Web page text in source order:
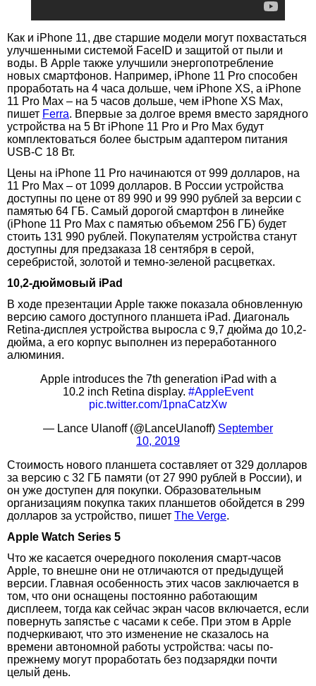
Как и iPhone 11, две старшие модели могут похвастаться
улучшенными системой FaceID и защитой от пыли и
воды. В Apple также улучшили энергопотребление
новых смартфонов. Например, iPhone 11 Pro способен
проработать на 4 часа дольше, чем iPhone XS, а iPhone
11 Pro Max – на 5 часов дольше, чем iPhone XS Max,
пишет Ferra. Впервые за долгое время вместо зарядного
устройства на 5 Вт iPhone 11 Pro и Pro Max будут
комплектоваться более быстрым адаптером питания
USB-C 18 Вт.
Цены на iPhone 11 Pro начинаются от 999 долларов, на
11 Pro Max – от 1099 долларов. В России устройства
доступны по цене от 89 990 и 99 990 рублей за версии с
памятью 64 ГБ. Самый дорогой смартфон в линейке
(iPhone 11 Pro Max с памятью объемом 256 ГБ) будет
стоить 131 990 рублей. Покупателям устройства станут
доступны для предзаказа 18 сентября в серой,
серебристой, золотой и темно-зеленой расцветках.
10,2-дюймовый iPad
В ходе презентации Apple также показала обновленную
версию самого доступного планшета iPad. Диагональ
Retina-дисплея устройства выросла с 9,7 дюйма до 10,2-
дюйма, а его корпус выполнен из переработанного
алюминия.
Apple introduces the 7th generation iPad with a
10.2 inch Retina display. #AppleEvent
pic.twitter.com/1pnaCatzXw
— Lance Ulanoff (@LanceUlanoff) September
10, 2019
Стоимость нового планшета составляет от 329 долларов
за версию с 32 ГБ памяти (от 27 990 рублей в России), и
он уже доступен для покупки. Образовательным
организациям покупка таких планшетов обойдется в 299
долларов за устройство, пишет The Verge.
Apple Watch Series 5
Что же касается очередного поколения смарт-часов
Apple, то внешне они не отличаются от предыдущей
версии. Главная особенность этих часов заключается в
том, что они оснащены постоянно работающим
дисплеем, тогда как сейчас экран часов включается, если
повернуть запястье с часами к себе. При этом в Apple
подчеркивают, что это изменение не сказалось на
времени автономной работы устройства: часы по-
прежнему могут проработать без подзарядки почти
целый день.